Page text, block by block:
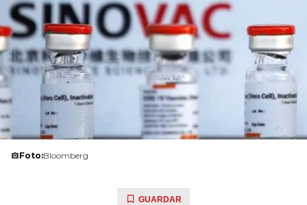
Foto:Bloomberg
GUARDAR